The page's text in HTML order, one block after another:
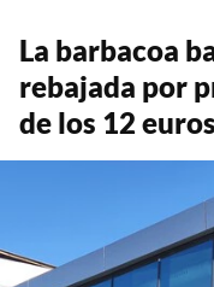
La barbacoa
rebajada por
de los 12 euros